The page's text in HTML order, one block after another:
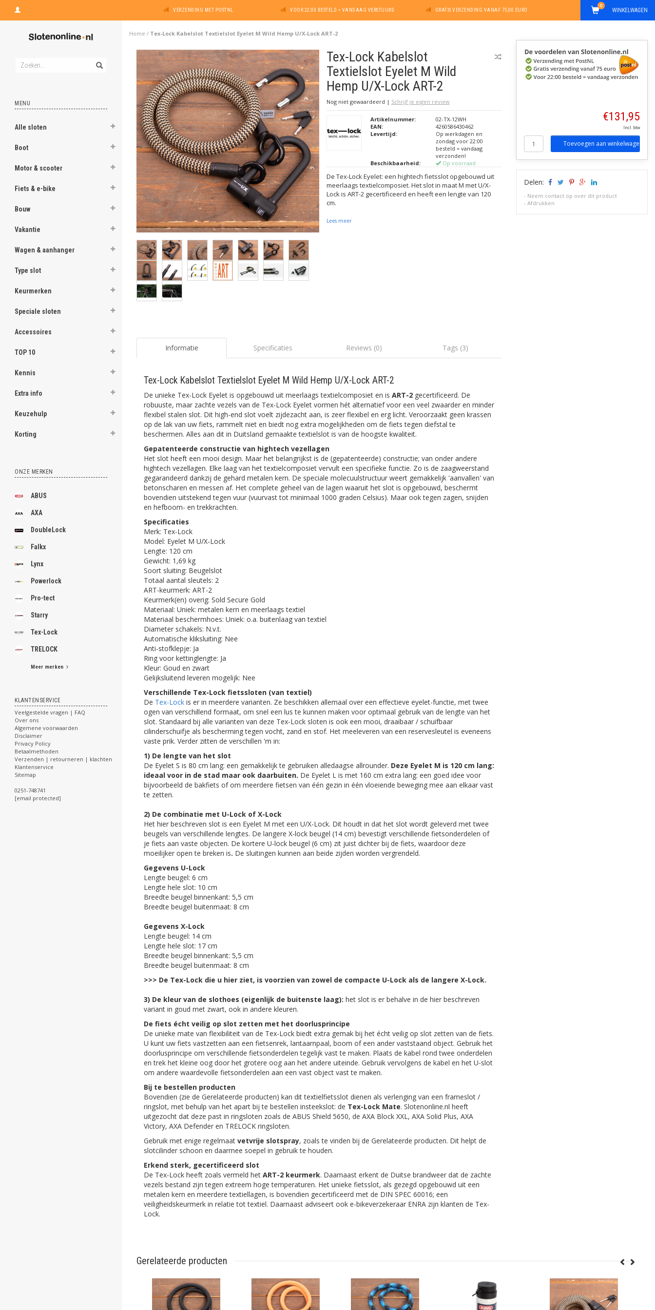
VERZENDING MET POSTNL VOOR 22:00 BESTELD = VANDAAG VERSTUURD GRATIS VERZENDING VANAF 75,00 EURO WINKELWAGEN
0
MENU
Alle sloten
Boot
Motor & scooter
Fiets & e-bike
Bouw
Vakantie
Wagen & aanhanger
Type slot
Keurmerken
Speciale sloten
Accessoires
TOP 10
Kennis
Extra info
Keuzehulp
Korting
ONZE MERKEN
ABUS
AXA
DoubleLock
Falkx
Lynx
Powerlock
Pro-tect
Starry
Tex-Lock
TRELOCK
Meer merken
KLANTENSERVICE
Veelgestelde vragen | FAQ
Over ons
Algemene voorwaarden
Disclaimer
Privacy Policy
Betaalmethoden
Verzenden | retourneren | klachten
Klantenservice
Sitemap
0251-748741
[email protected]
Home / Tex-Lock Kabelslot Textielslot Eyelet M Wild Hemp U/X-Lock ART-2
Tex-Lock Kabelslot
Textielslot Eyelet M Wild
Hemp U/X-Lock ART-2
Nog niet gewaardeerd | Schrijf je eigen review
Artikelnummer:
02-TX-12WH
EAN:
4260586430462
Levertijd:
Op werkdagen en
zondag voor 22:00
besteld = vandaag
verzonden!
Beschikbaarheid:
Op voorraad
De Tex-Lock Eyelet: een hightech fietsslot opgebouwd uit
meerlaags textielcomposiet. Het slot in maat M met U/X-
Lock is ART-2 gecertificeerd en heeft een lengte van 120
cm.
Lees meer
Informatie Specificaties Reviews (0) Tags (3)
Tex-Lock Kabelslot Textielslot Eyelet M Wild Hemp U/X-Lock ART-2
De unieke Tex-Lock Eyelet is opgebouwd uit meerlaags textielcomposiet en is ART-2 gecertificeerd. De
robuuste, maar zachte vezels van de Tex-Lock Eyelet vormen hét alternatief voor een veel zwaarder en minder
flexibel stalen slot. Dit high-end slot voelt zijdezacht aan, is zeer flexibel en erg licht. Veroorzaakt geen krassen
op de lak van uw fiets, rammelt niet en biedt nog extra mogelijkheden om de fiets tegen diefstal te
beschermen. Alles aan dit in Duitsland gemaakte textielslot is van de hoogste kwaliteit.
Gepatenteerde constructie van hightech vezellagen
Het slot heeft een mooi design. Maar het belangrijkst is de (gepatenteerde) constructie; van onder andere
hightech vezellagen. Elke laag van het textielcomposiet vervult een specifieke functie. Zo is de zaagweerstand
gegarandeerd dankzij de gehard metalen kern. De speciale molecuulstructuur weert gemakkelijk 'aanvallen' van
betonscharen en messen af. Het complete geheel van de lagen waaruit het slot is opgebouwd, beschermt
bovendien uitstekend tegen vuur (vuurvast tot minimaal 1000 graden Celsius). Maar ook tegen zagen, snijden
en hefboom- en trekkrachten.
Specificaties
Merk: Tex-Lock
Model: Eyelet M U/X-Lock
Lengte: 120 cm
Gewicht: 1,69 kg
Soort sluiting: Beugelslot
Totaal aantal sleutels: 2
ART-keurmerk: ART-2
Keurmerk(en) overig: Sold Secure Gold
Materiaal: Uniek: metalen kern en meerlaags textiel
Materiaal beschermhoes: Uniek: o.a. buitenlaag van textiel
Diameter schakels: N.v.t.
Automatische kliksluiting: Nee
Anti-stofklepje: Ja
Ring voor kettinglengte: Ja
Kleur: Goud en zwart
Gelijksluitend leveren mogelijk: Nee
Verschillende Tex-Lock fietssloten (van textiel)
De Tex-Lock is er in meerdere varianten. Ze beschikken allemaal over een effectieve eyelet-functie, met twee
ogen van verschillend formaat, om snel een lus te kunnen maken voor optimaal gebruik van de lengte van het
slot. Standaard bij alle varianten van deze Tex-Lock sloten is ook een mooi, draaibaar / schuifbaar
cilinderschuifje als bescherming tegen vocht, zand en stof. Het meeleveren van een reservesleutel is eveneens
vaste prik. Verder zitten de verschillen 'm in:
1) De lengte van het slot
De Eyelet S is 80 cm lang: een gemakkelijk te gebruiken alledaagse allrounder. Deze Eyelet M is 120 cm lang:
ideaal voor in de stad maar ook daarbuiten. De Eyelet L is met 160 cm extra lang: een goed idee voor
bijvoorbeeld de bakfiets of om meerdere fietsen van één gezin in één vloeiende beweging mee aan elkaar vast
te zetten.
2) De combinatie met U-Lock of X-Lock
Het hier beschreven slot is een Eyelet M met een U/X-Lock. Dit houdt in dat het slot wordt geleverd met twee
beugels van verschillende lengtes. De langere X-lock beugel (14 cm) bevestigt verschillende fietsonderdelen of
je fiets aan vaste objecten. De kortere U-lock beugel (6 cm) zit juist dichter bij de fiets, waardoor deze
moeilijker open te breken is. De sluitingen kunnen aan beide zijden worden vergrendeld.
Gegevens U-Lock
Lengte beugel: 6 cm
Lengte hele slot: 10 cm
Breedte beugel binnenkant: 5,5 cm
Breedte beugel buitenmaat: 8 cm
Gegevens X-Lock
Lengte beugel: 14 cm
Lengte hele slot: 17 cm
Breedte beugel binnenkant: 5,5 cm
Breedte beugel buitenmaat: 8 cm
>>> De Tex-Lock die u hier ziet, is voorzien van zowel de compacte U-Lock als de langere X-Lock.
3) De kleur van de slothoes (eigenlijk de buitenste laag): het slot is er behalve in de hier beschreven
variant in goud met zwart, ook in andere kleuren.
De fiets écht veilig op slot zetten met het doorlusprincipe
De unieke mate van flexibiliteit van de Tex-Lock biedt extra gemak bij het écht veilig op slot zetten van de fiets.
U kunt uw fiets vastzetten aan een fietsenrek, lantaarnpaal, boom of een ander vaststaand object. Gebruik het
doorlusprincipe om verschillende fietsonderdelen tegelijk vast te maken. Plaats de kabel rond twee onderdelen
en trek het kleine oog door het grotere oog aan het andere uiteinde. Gebruik vervolgens de kabel en het U-slot
om andere waardevolle fietsonderdelen aan een vast object vast te maken.
Bij te bestellen producten
Bovendien (zie de Gerelateerde producten) kan dit textielfietsslot dienen als verlenging van een frameslot /
ringslot, met behulp van het apart bij te bestellen insteekslot: de Tex-Lock Mate. Slotenonline.nl heeft
uitgezocht dat deze past in ringsloten zoals de ABUS Shield 5650, de AXA Block XXL, AXA Solid Plus, AXA
Victory, AXA Defender en TRELOCK ringsloten.
Gebruik met enige regelmaat vetvrije slotspray, zoals te vinden bij de Gerelateerde producten. Dit helpt de
slotcilinder schoon en daarmee soepel in gebruik te houden.
Erkend sterk, gecertificeerd slot
De Tex-Lock heeft zoals vermeld het ART-2 keurmerk. Daarnaast erkent de Duitse brandweer dat de zachte
vezels bestand zijn tegen extreem hoge temperaturen. Het unieke fietsslot, als gezegd opgebouwd uit een
metalen kern en meerdere textiellagen, is bovendien gecertificeerd met de DIN SPEC 60016; een
veiligheidskeurmerk in relatie tot textiel. Daarnaast adviseert ook e-bikeverzekeraar ENRA zijn klanten de Tex-
Lock.
€131,95
Incl. btw
Toevoegen aan winkelwagen
Delen:
- Neem contact op over dit product
-Afdrukken
Gerelateerde producten